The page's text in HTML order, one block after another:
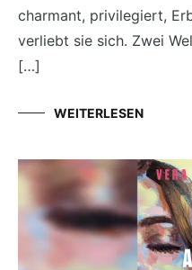
charmant, privilegiert,
verliebt sie sich. Zwei
[…]
WEITERLESEN